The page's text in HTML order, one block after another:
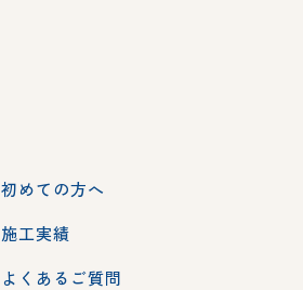
初めての方へ
施工実績
よくあるご質問